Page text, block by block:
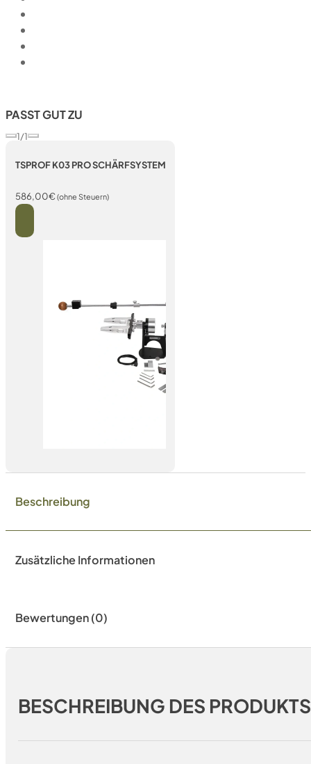
PASST GUT ZU
1/1
TSPROF K03 PRO SCHÄRFSYSTEM
586,00€(ohne Steuern)
Beschreibung
Zusätzliche Informationen
Bewertungen (0)
BESCHREIBUNG DES PRODUKTS